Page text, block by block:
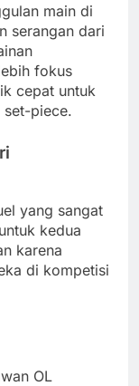
main di
serangan dari
fokus
cepat untuk
set-piece.
yang sangat
kedua
karena
di kompetisi
OL